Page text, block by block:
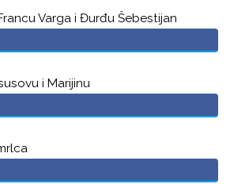
Varga i Đurđu Šebestijan
i Marijinu